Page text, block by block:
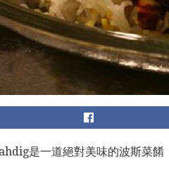
是一道絕對美味的波斯菜餚